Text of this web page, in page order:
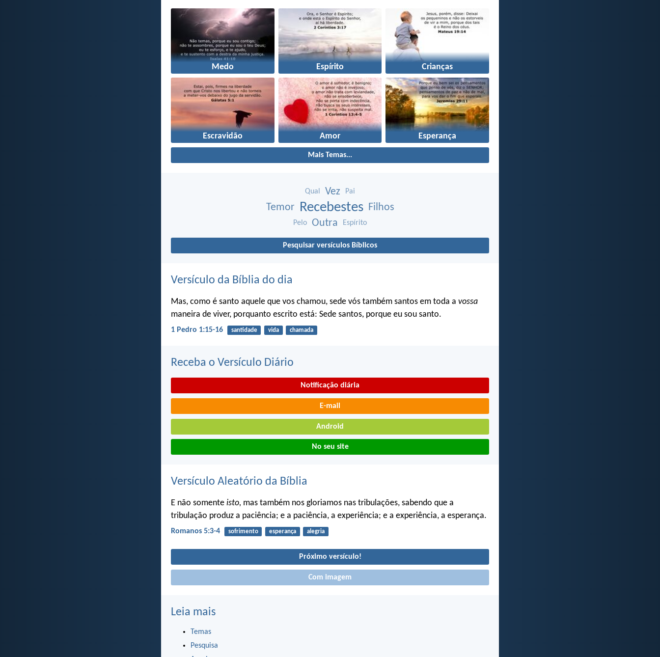
Medo Espírito Crianças
Escravidão Amor Esperança
Mais Temas...
Qual Vez Pai
Temor Recebestes Filhos
Pelo Outra Espírito
Pesquisar versículos Bíblicos
Versículo da Bíblia do dia
Mas, como é santo aquele que vos chamou, sede vós também santos em toda a vossa
maneira de viver, porquanto escrito está: Sede santos, porque eu sou santo.
1 Pedro 1:15-16 santidade vida chamada
Receba o Versículo Diário
Notificação diária
E-mail
Android
No seu site
Versículo Aleatório da Bíblia
E não somente isto, mas também nos gloriamos nas tribulações, sabendo que a
tribulação produz a paciência; e a paciência, a experiência; e a experiência, a esperança.
Romanos 5:3-4 sofrimento esperança alegria
Próximo versículo!
Com imagem
Leia mais
Temas
Pesquisa